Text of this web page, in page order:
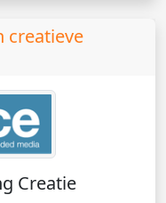
creatieve
Creatie